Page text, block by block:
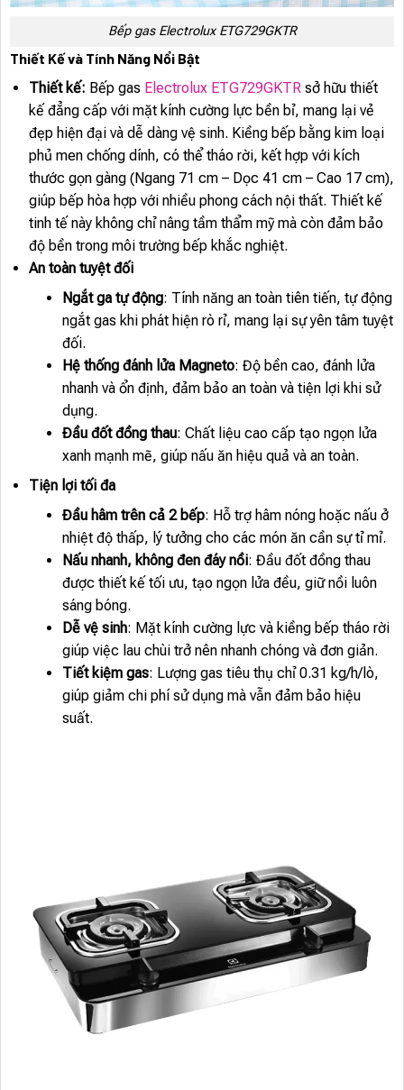
Bếp gas Electrolux ETG729GKTR
Thiết Kế và Tính Năng Nổi Bật
Thiết kế: Bếp gas Electrolux ETG729GKTRsở hữu thiết
kế đẳng cấp với mặt kính cường lực bền bỉ, mang lại vẻ
đẹp hiện đại và dễ dàng vệ sinh. Kiềng bếp bằng kim loại
phủ men chống dính, có thể tháo rời, kết hợp với kích
thước gọn gàng (Ngang 71 cm – Dọc 41 cm – Cao 17 cm),
giúp bếp hòa hợp với nhiều phong cách nội thất. Thiết kế
tinh tế này không chỉ nâng tầm thẩm mỹ mà còn đảm bảo
độ bền trong môi trường bếp khắc nghiệt.
An toàn tuyệt đối
Ngắt ga tự động: Tính năng an toàn tiên tiến, tự động
ngắt gas khi phát hiện rò rỉ, mang lại sự yên tâm tuyệt
đối.
Hệ thống đánh lửa Magneto: Độ bền cao, đánh lửa
nhanh và ổn định, đảm bảo an toàn và tiện lợi khi sử
dụng.
Đầu đốt đồng thau: Chất liệu cao cấp tạo ngọn lửa
xanh mạnh mẽ, giúp nấu ăn hiệu quả và an toàn.
Tiện lợi tối đa
Đầu hâm trên cả 2 bếp: Hỗ trợ hâm nóng hoặc nấu ở
nhiệt độ thấp, lý tưởng cho các món ăn cần sự tỉ mỉ.
Nấu nhanh, không đen đáy nồi: Đầu đốt đồng thau
được thiết kế tối ưu, tạo ngọn lửa đều, giữ nồi luôn
sáng bóng.
Dễ vệ sinh: Mặt kính cường lực và kiềng bếp tháo rời
giúp việc lau chùi trở nên nhanh chóng và đơn giản.
Tiết kiệm gas: Lượng gas tiêu thụ chỉ 0.31 kg/h/lò,
giúp giảm chi phí sử dụng mà vẫn đảm bảo hiệu
suất.